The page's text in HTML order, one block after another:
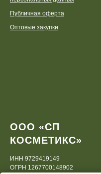
Публичная оферта
Оптовые закупки
ООО «СП
КОСМЕТИКС»
ИНН 9729419149
ОГРН 1267700148902